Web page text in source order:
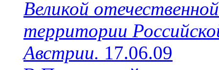
Великой
территории
Австрии. 17.06.09